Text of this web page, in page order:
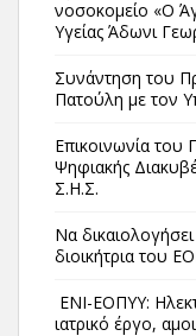
νοσοκομείο «Ο
Υγείας Άδωνι
Συνάντηση του
Πατούλη με τον
Επικοινωνία
Ψηφιακής
Σ.Η.Σ.
Να δικαιολογήσει
διοικήτρια του
ΕΝΙ-ΕΟΠΥΥ:
ιατρικό έργο,